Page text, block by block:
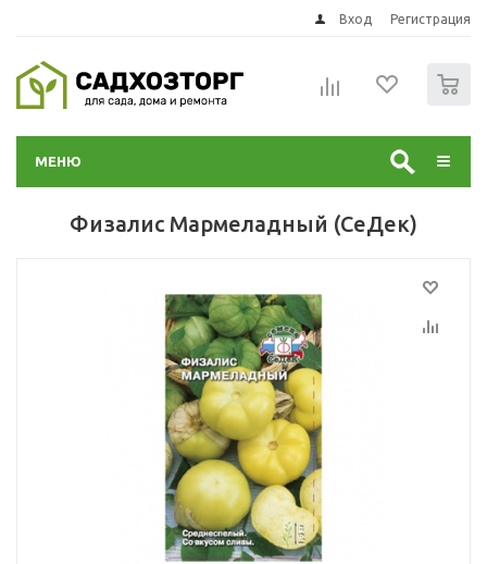
Вход Регистрация
МЕНЮ
Физалис Мармеладный (СеДек)